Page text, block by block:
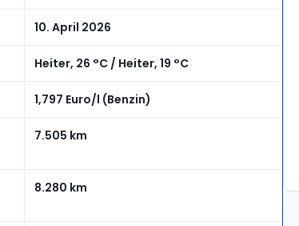
10. April 2026
Heiter, 26 °C / Heiter, 19 °C
1,797 Euro/l (Benzin)
7.505 km
8.280 km